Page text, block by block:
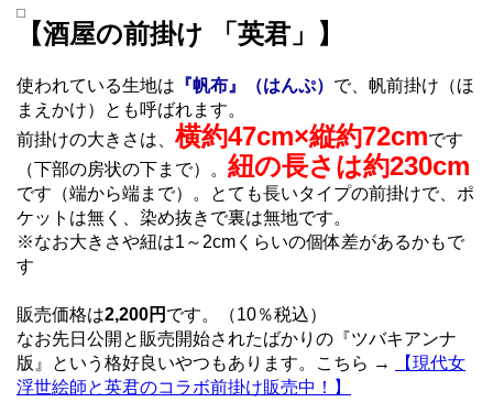
【酒屋の前掛け 「英君」】
使われている生地は 『帆布』（はんぷ） で、帆前掛け（ほ
まえかけ）とも呼ばれます。
前掛けの大きさは、 横約47cm×縦約72cmです
（下部の房状の下まで）。 紐の長さは約230cm
です（端から端まで）。とても長いタイプの前掛けで、ポ
ケットは無く、染め抜きで裏は無地です。
※なお大きさや紐は1～2cmくらいの個体差があるかもで
す
販売価格は2,200円 です。（10％税込）
なお先日公開と販売開始されたばかりの『ツバキアンナ
版』という格好良いやつもあります。こちら →
【現代女
浮世絵師と英君のコラボ前掛け販売中！】